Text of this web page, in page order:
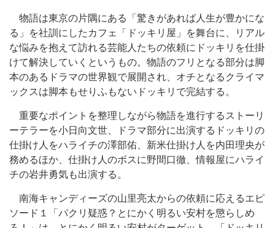
物語は東京の片隅にある「驚きがあれば人生が豊かにな
る」を社訓にしたカフェ「ドッキリ屋」を舞台に、リアル
な悩みを抱えて訪れる芸能人たちの依頼にドッキリを仕掛
けて解決していくというもの。物語のフリとなる部分は脚
本のあるドラマの世界観で展開され、オチとなるクライマ
ックスは脚本もせりふもないドッキリで完結する。
重要なポイントを整理しながら物語を進行するストーリ
ーテラーを小日向文世、ドラマ部分に出演するドッキリの
仕掛け人をハライチの澤部佑、新米仕掛け人を内田理央が
務めるほか、仕掛け人のボスに野間口徹、情報屋にハライ
チの岩井勇気も出演する。
南海キャンディーズの山里亮太からの依頼に応えるエピ
ソード１「パクリ疑惑？とにかく明るい安村を懲らしめ